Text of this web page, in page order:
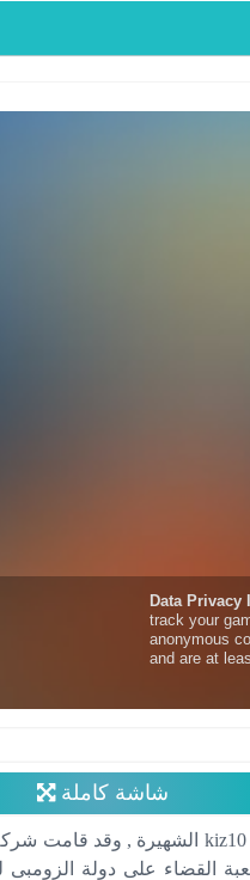
شاشة كاملة
ببرمجة لعبة القضاء على دولة